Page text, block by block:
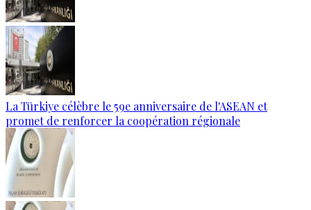
La Türkiye célèbre le 59e anniversaire de l'ASEAN et
promet de renforcer la coopération régionale